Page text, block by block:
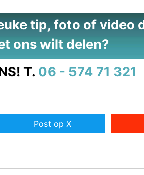
tip, foto of video
ons wilt delen?
T. 06 - 574 71 321
Post op X